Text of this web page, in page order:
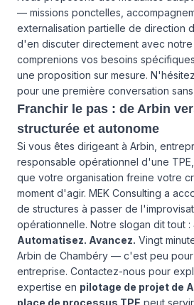
— missions ponctelles,
externalisation partielle de direction
d'en discuter directement avec
comprenions vos besoins
une proposition sur mesure.
pour une première conversation
Franchir le pas : de Arbin
structurée et autonome
Si vous êtes dirigeant à Arbin,
responsable opérationnel d'une
que votre organisation freine votre
moment d'agir. MEK Consulting a
de structures à passer de
opérationnelle. Notre slogan dit tout :
Automatisez. Avancez. Vingt
Arbin de Chambéry — c'est peu
entreprise. Contactez-nous pour
expertise en pilotage de projet de
place de processus TPE peut